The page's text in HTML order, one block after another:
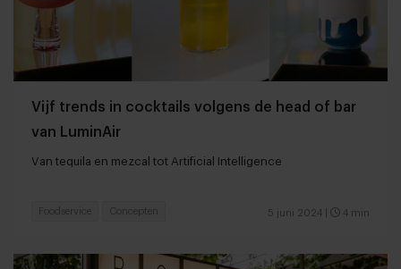
Vijf trends in cocktails volgens de head of bar
van LuminAir
Van tequila en mezcal tot Artificial Intelligence
5 juni 2024 4 min
Foodservice Concepten